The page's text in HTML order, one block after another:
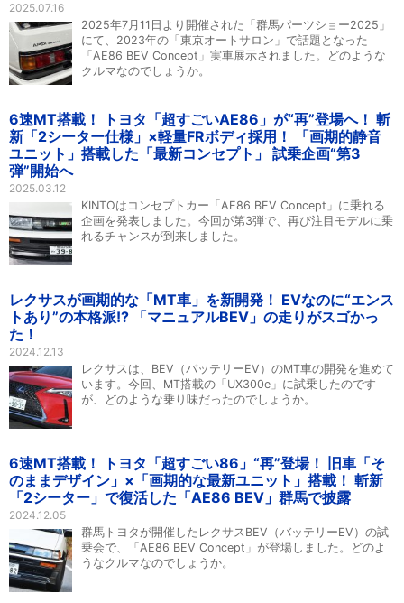
2025.07.16
2025年7月11日より開催された「群馬パーツショー2025」
にて、2023年の「東京オートサロン」で話題となった
「AE86 BEV Concept」実車展示されました。どのような
クルマなのでしょうか。
6速MT搭載！ トヨタ「超すごいAE86」が“再”登場へ！ 斬
新「2シーター仕様」×軽量FRボディ採用！ 「画期的静音
ユニット」搭載した「最新コンセプト」 試乗企画“第3
弾”開始へ
2025.03.12
KINTOはコンセプトカー「AE86 BEV Concept」に乗れる
企画を発表しました。今回が第3弾で、再び注目モデルに乗
れるチャンスが到来しました。
レクサスが画期的な「MT車」を新開発！ EVなのに“エンス
トあり”の本格派!? 「マニュアルBEV」の走りがスゴかっ
た！
2024.12.13
レクサスは、BEV（バッテリーEV）のMT車の開発を進めて
います。今回、MT搭載の「UX300e」に試乗したのです
が、どのような乗り味だったのでしょうか。
6速MT搭載！ トヨタ「超すごい86」“再”登場！ 旧車「そ
のままデザイン」×「画期的な最新ユニット」搭載！ 斬新
「2シーター」で復活した「AE86 BEV」群馬で披露
2024.12.05
群馬トヨタが開催したレクサスBEV（バッテリーEV）の試
乗会で、「AE86 BEV Concept」が登場しました。どのよ
うなクルマなのでしょうか。